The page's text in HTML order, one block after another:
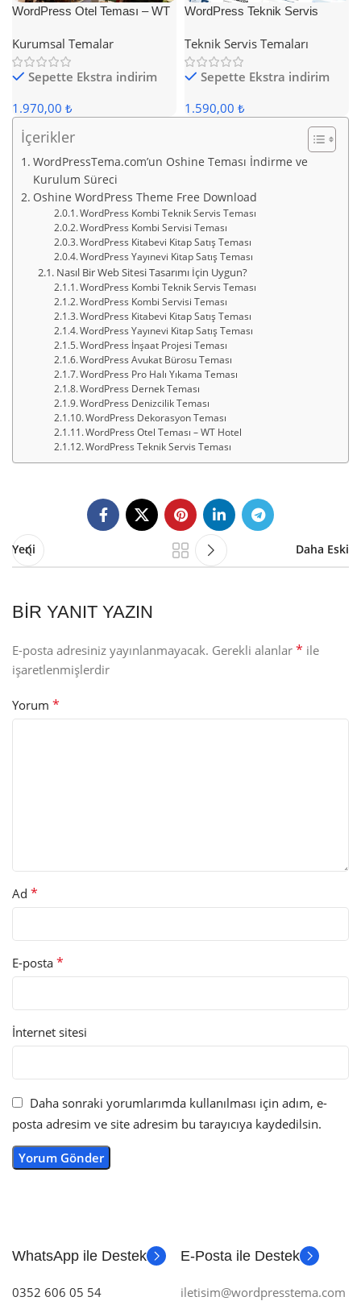
WordPress Otel Teması – WT
Kurumsal Temalar
Sepette Ekstra indirim
1.970,00 ₺
WordPress Teknik Servis
Teknik Servis Temaları
Sepette Ekstra indirim
1.590,00 ₺
İçerikler
WordPressTema.com’un Oshine Teması İndirme ve
Kurulum Süreci
Oshine WordPress Theme Free Download
WordPress Kombi Teknik Servis Teması
WordPress Kombi Servisi Teması
WordPress Kitabevi Kitap Satış Teması
WordPress Yayınevi Kitap Satış Teması
Nasıl Bir Web Sitesi Tasarımı İçin Uygun?
WordPress Kombi Teknik Servis Teması
WordPress Kombi Servisi Teması
WordPress Kitabevi Kitap Satış Teması
WordPress Yayınevi Kitap Satış Teması
WordPress İnşaat Projesi Teması
WordPress Avukat Bürosu Teması
WordPress Pro Halı Yıkama Teması
WordPress Dernek Teması
WordPress Denizcilik Teması
WordPress Dekorasyon Teması
WordPress Otel Teması – WT Hotel
WordPress Teknik Servis Teması
Yeni Daha Eski
BIR YANIT YAZIN
E-posta adresiniz yayınlanmayacak. Gerekli alanlar * ile
işaretlenmişlerdir
Yorum *
Ad *
E-posta *
İnternet sitesi
Daha sonraki yorumlarımda kullanılması için adım, e-
posta adresim ve site adresim bu tarayıcıya kaydedilsin.
WhatsApp ile Destek
0352 606 05 54
E-Posta ile Destek
iletisim@wordpresstema.com